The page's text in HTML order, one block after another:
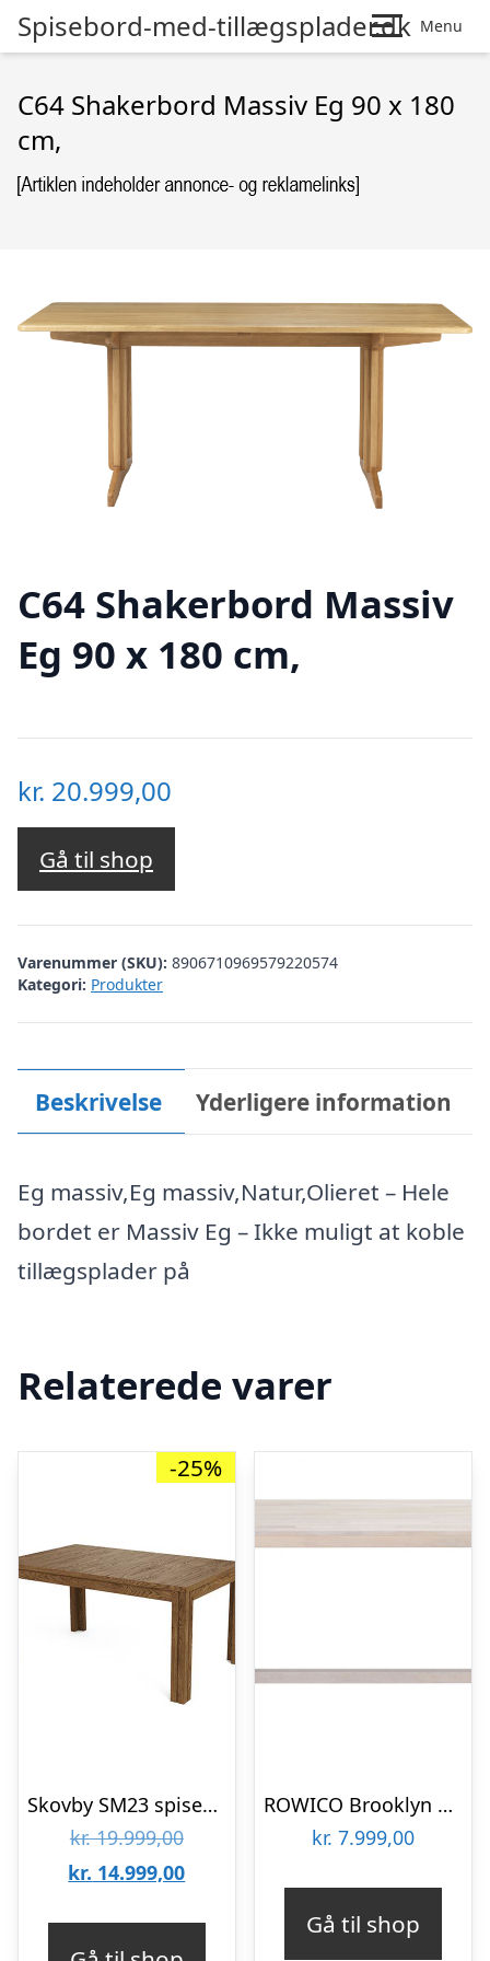
Spisebord-med-tillægsplader.dk Menu
C64 Shakerbord Massiv Eg 90 x 180
cm,
C64 Shakerbord Massiv
Eg 90 x 180 cm,
kr. 20.999,00
Gå til shop
Varenummer (SKU): 8906710969579220574
Kategori: Produkter
Beskrivelse Yderligere information
Eg massiv,Eg massiv,Natur,Olieret – Hele
bordet er Massiv Eg – Ikke muligt at koble
tillægsplader på
Relaterede varer
-25%
Skovby SM23 spisebord – Lakeret valnød : Erling Christensen Møbler
kr.19.999,00Den
oprindelige
kr. 14.999,00Den
ROWICO Brooklyn spisebord – hvidpigmenteret eg m. udtræk (170×95)
kr. 7.999,00
Gå til shop